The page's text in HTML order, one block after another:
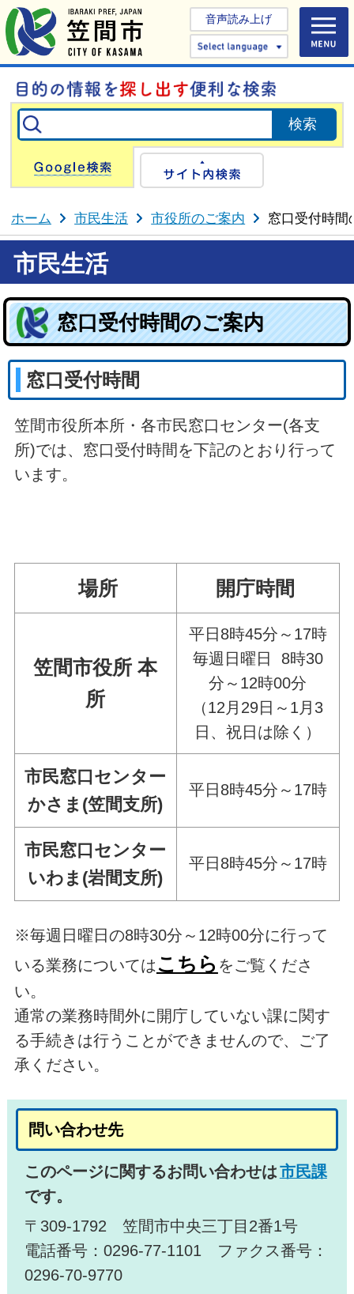
音声読み上げ
Select
Google検索
ホーム 市民生活 市役所のご案内 窓口受付時間
市民生活
窓口受付時間のご案内
窓口受付時間
笠間市役所本所・各市民窓口センター(各支
所)では、窓口受付時間を下記のとおり行って
います。
場所 開庁時間
笠間市役所 本
所
平日8時45分～17時
毎週日曜日 8時30
分～12時00分
（12月29日～1月3
日、祝日は除く）
市民窓口センター
かさま(笠間支所)
平日8時45分～17時
市民窓口センター
いわま(岩間支所)
平日8時45分～17時
※毎週日曜日の8時30分～12時00分に行って
いる業務については こちら をご覧くださ
い。
通常の業務時間外に開庁していない課に関す
る手続きは行うことができませんので、ご了
承ください。
問い合わせ先
このページに関するお問い合わせは市民課
です。
〒309-1792 笠間市中央三丁目2番1号
電話番号：0296-77-1101 ファクス番号：
0296-70-9770